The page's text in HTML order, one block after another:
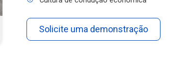
Solicite uma demonstração